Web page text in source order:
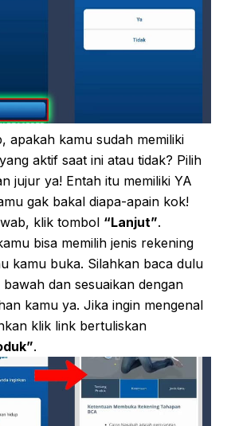
apakah kamu sudah memiliki
aktif saat ini atau tidak? Pilih
jujur ya! Entah itu memiliki YA
gak bakal diapa-apain kok!
klik tombol “Lanjut”.
bisa memilih jenis rekening
kamu buka. Silahkan baca dulu
dan sesuaikan dengan
kamu ya. Jika ingin mengenal
klik link bertuliskan
.